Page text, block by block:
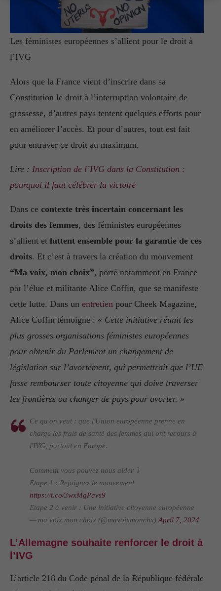
Les féministes européennes s’allient pour le droit à
l’IVG
Alors que la France vient d’inscrire dans sa
Constitution le droit à l’interruption volontaire de
grossesse, d’autres pays tentent quelques efforts pour
en améliorer l’accès. Et pour d’autres, tout est fait
pour entraver ce droit au maximum.
Lire : Inscription de l’IVG dans la Constitution :
pourquoi il faut célébrer la victoire
Dans ce contexte très incertain concernant les
droits des femmes, des féministes européennes
s’allient et luttent ensemble pour la garantie de ces
droits. Et c’est à travers la création du mouvement
“Ma voix, mon choix”, porté notamment en France
par l’élue et militante Alice Coffin, que se manifeste
cette lutte. Dans un entretien pour Cheek Magazine,
Alice Coffin témoigne : « Cette initiative réunit les
plus grosses organisations féministes européennes
pour obtenir du Parlement un changement de
législation sur l’avortement, qui permettrait que l’UE
fasse rembourser toute citoyenne qui doive traverser
les frontières ou changer de pays pour avorter. »
Ce qu'on veut : que l'Union européenne prenne en
charge les frais de santé des femmes qui ont recours à
l'IVG, partout en Europe.
Comment vous pouvez nous aider ⤵️
Etape 1 : Rejoignez le mouvement
https://t.co/3wxMgPavs9
Etape 2 à venir : Une initiative citoyenne européenne
— ma voix mon choix (@mavoixmonchx) April 7, 2024
L’Allemagne souhaite renforcer le droit à
l’IVG
L’article 218 du Code pénal de la République fédérale